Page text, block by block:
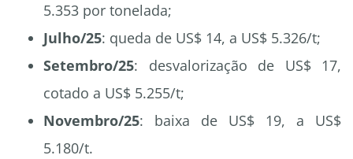
5.353 por tonelada;
Julho/25: queda de US$ 14, a US$ 5.326/t;
Setembro/25: desvalorização de US$ 17,
cotado a US$ 5.255/t;
Novembro/25: baixa de US$ 19, a US$
5.180/t.